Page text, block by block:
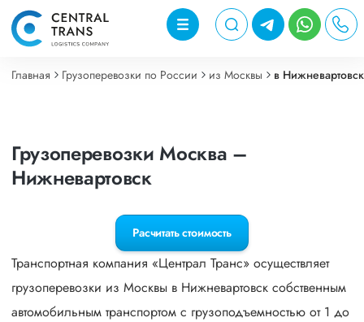
Главная Грузоперевозки по России из Москвы в Нижневартовск
Грузоперевозки Москва –
Нижневартовск
Расчитать стоимость
Транспортная компания «Централ Транс» осуществляет
грузоперевозки из Москвы в Нижневартовск собственным
автомобильным транспортом с грузоподъемностью от 1 до